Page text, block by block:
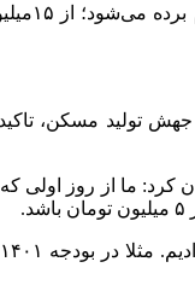
نکته قابل
۱۰ تا ۱۵ میلیونی در قانون جهش